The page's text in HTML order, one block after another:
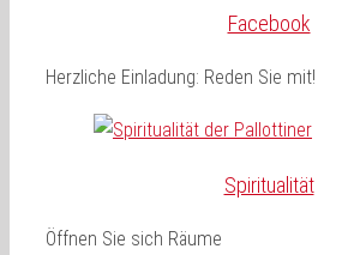
Facebook
Herzliche Einladung: Reden Sie mit!
Spiritualität
Öffnen Sie sich Räume